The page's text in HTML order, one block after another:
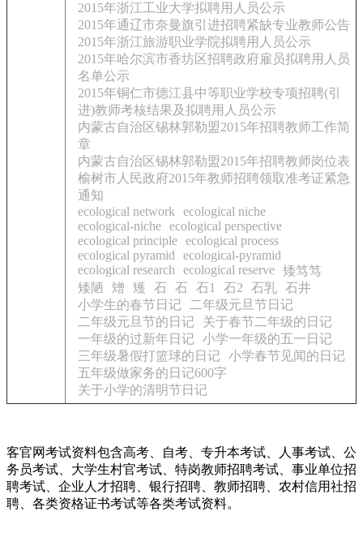
2015年浙江工业大学拟聘用人员公示
2015年通辽市奈曼旗引进招聘紧缺专业教师公告
2015年浙江旅游职业学院拟聘用人员公示
2015年哈尔滨市香坊区招聘政府雇员拟聘用人员
名单公示
2015年铜仁市德江县中等职业学校专项招聘(引
进)教师考核结果及拟聘用人员公示
内蒙古自治区锡林郭勒盟2015年招聘教师工作简
章
内蒙古自治区锡林郭勒盟2015年招聘教师岗位表
榆树市人民政府2015年教师招聘领取准考证紧急
通知
ecological network
ecological niche
ecological-niche ecological perspective
ecological principle ecological process
ecological pyramid
ecological-pyramid
ecological research
ecological reserve 矮笃笃
矮陋
矰 矱 石 石 石1 石2 石乳 石井
小学生的春节日记
二年级元旦节日记
二年级元旦节的日记
关于春节二年级的日记
一年级的过新年日记
小学一年级的五一日记
三年级暑假打篮球的日记
小学春节见闻的日记
五年级做家务的日记600字
关于小学的清明节日记
客官网考试资料包含高考、自考、专升本考试、人事考试、公
务员考试、大学生村官考试、特岗教师招聘考试、事业单位招
聘考试、企业人才招聘、银行招聘、教师招聘、农村信用社招
聘、各类资格证书考试等各类考试资料。